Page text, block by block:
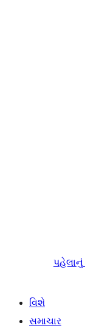
પહેલાનું
વિશે
સમાચાર